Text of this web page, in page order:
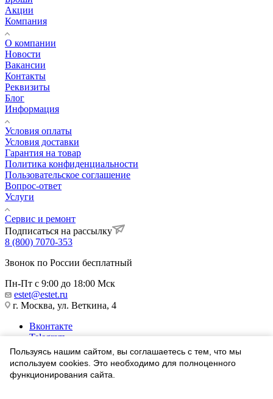
Акции
Компания
О компании
Новости
Вакансии
Контакты
Реквизиты
Блог
Информация
Условия оплаты
Условия доставки
Гарантия на товар
Политика конфиденциальности
Пользовательское соглашение
Вопрос-ответ
Услуги
Сервис и ремонт
Подписаться на рассылку
8 (800) 7070-353
Звонок по России бесплатный
Пн-Пт с 9:00 до 18:00 Мск
estet@estet.ru
г. Москва, ул. Веткина, 4
Вконтакте
Telegram
Одноклассники
WhatsApp
1991-2026 © Ювелирный Дом ЭСТЕТ
Пользуясь нашим сайтом, вы соглашаетесь с тем, что мы
используем cookies. Это необходимо для полноценного
функционирования сайта.